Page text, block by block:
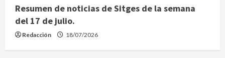
Resumen de noticias de Sitges de la semana
del 17 de julio.
Redacción 18/07/2026